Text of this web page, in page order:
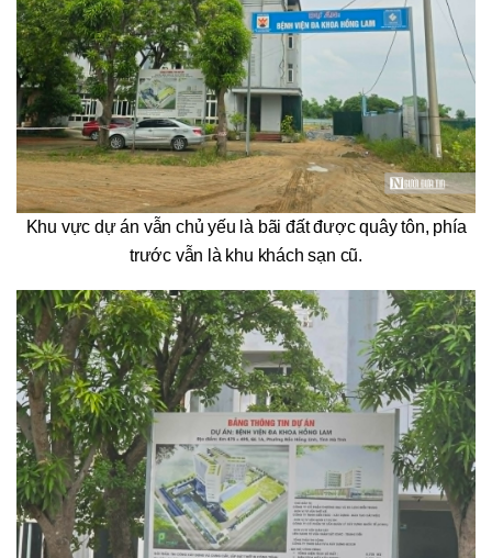
Khu vực dự án vẫn chủ yếu là bãi đất được quây tôn, phía
trước vẫn là khu khách sạn cũ.